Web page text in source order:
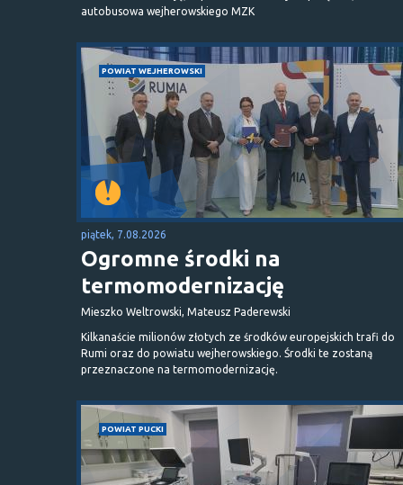
autobusowa wejherowskiego MZK
POWIAT WEJHEROWSKI
piątek, 7.08.2026
Ogromne środki na
termomodernizację
Mieszko Weltrowski, Mateusz Paderewski
Kilkanaście milionów złotych ze środków europejskich trafi do
Rumi oraz do powiatu wejherowskiego. Środki te zostaną
przeznaczone na termomodernizację.
POWIAT PUCKI